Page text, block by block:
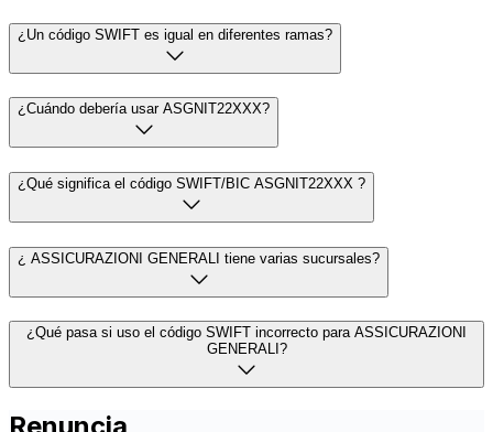
¿Un código SWIFT es igual en diferentes ramas?
¿Cuándo debería usar ASGNIT22XXX?
¿Qué significa el código SWIFT/BIC ASGNIT22XXX ?
¿ ASSICURAZIONI GENERALI tiene varias sucursales?
¿Qué pasa si uso el código SWIFT incorrecto para ASSICURAZIONI
GENERALI?